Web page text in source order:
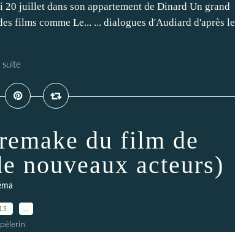
20 juillet dans son appartement de Dinard Un grand
films comme Le... ... dialogues d'Audiard d'après le
suite
du film de
nouveaux acteurs)